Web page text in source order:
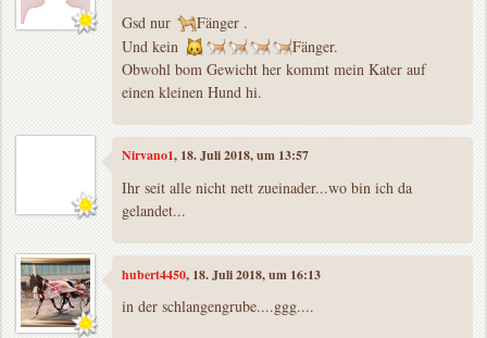
Gsd nur
Fänger .
Und kein
Fänger.
Obwohl bom Gewicht her kommt mein Kater auf
einen kleinen Hund hi.
Nirvano1, 18. Juli 2018, um 13:57
Ihr seit alle nicht nett zueinader...wo bin ich da
gelandet...
hubert4450, 18. Juli 2018, um 16:13
in der schlangengrube....ggg....